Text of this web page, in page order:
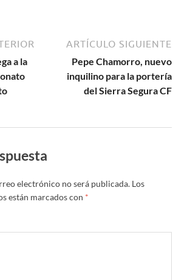
a la
ARTÍCULO SIGUIENTE
Pepe Chamorro, nuevo
inquilino para la portería
del Sierra Segura CF
electrónico no será publicada. Los
están marcados con *